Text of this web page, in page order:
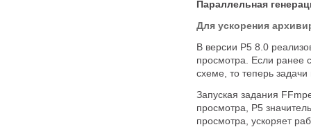
Параллельная
Для ускорения
В версии P5 8.0
просмотра. Если ранее
схеме, то теперь
Запуская задания
просмотра, P5
просмотра, ускоряет